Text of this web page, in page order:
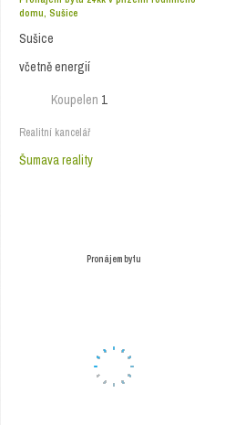
domu, Sušice
Sušice
včetně energií
Koupelen 1
Realitní kancelář
Šumava reality
Pronájem bytu